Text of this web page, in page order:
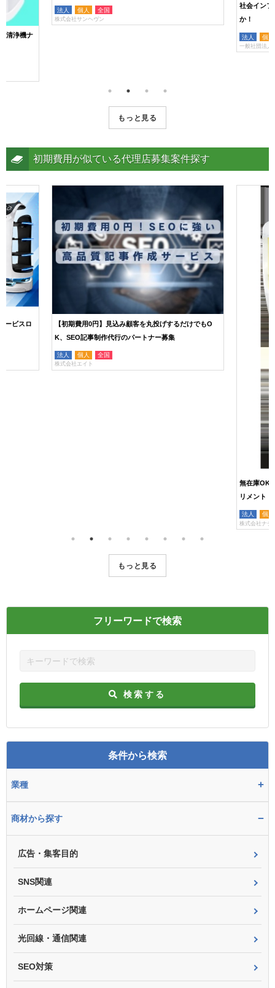
清浄機ナ
法人 個人 全国
株式会社サンヘヴン
社会インフ
か！
法人 個人
一般社団法人
もっと見る
初期費用が似ている代理店募集案件探す
ービスロ
【初期費用0円】見込み顧客を丸投げするだけでもO
K、SEO記事制作代行のパートナー募集
法人 個人 全国
株式会社エイト
無在庫OK!
リメント
法人 個人
株式会社ナチ
もっと見る
フリーワードで検索
検索する
条件から検索
業種 +
商材から探す −
広告・集客目的
SNS関連
ホームページ関連
光回線・通信関連
SEO対策